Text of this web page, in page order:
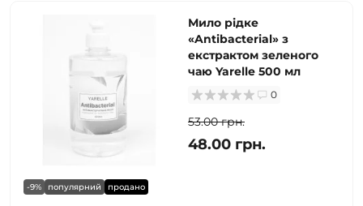
-9% популярний продано
Мило рідке
«Antibacterial» з
екстрактом зеленого
чаю Yarelle 500 мл
0
53.00 грн.
48.00 грн.